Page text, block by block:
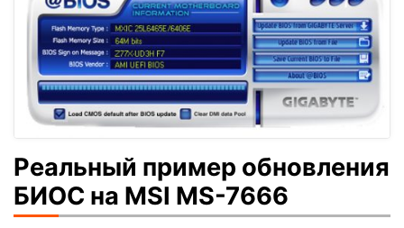
Реальный пример обновления
БИОС на MSI MS-7666